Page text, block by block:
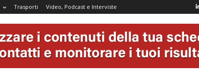
Trasporti Video, Podcast e Interviste